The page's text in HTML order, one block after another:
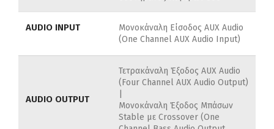
AUDIO INPUT
Μονοκάναλη Είσοδος AUX Audio
(One Channel AUX Audio Input)
AUDIO OUTPUT
Τετρακάναλη Έξοδος AUX Audio
(Four Channel AUX Audio Output)
Μονοκάναλη Έξοδος Μπάσων
Stable με Crossover (One